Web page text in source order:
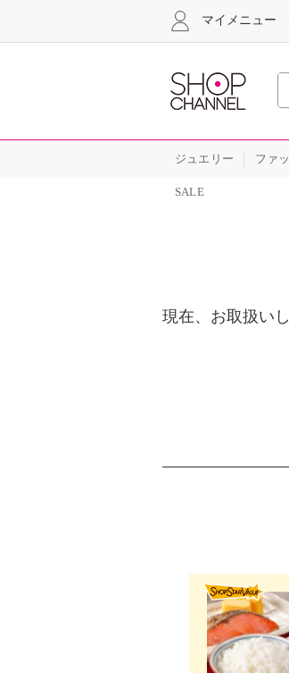
マイメニュー
ジュエリー ファ
SALE
現在、お取扱い